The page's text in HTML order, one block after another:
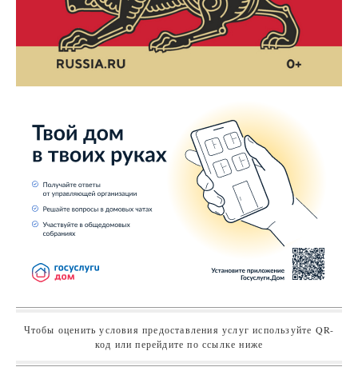
Чтобы оценить условия предоставления услуг используйте QR-
код или перейдите по ссылке ниже